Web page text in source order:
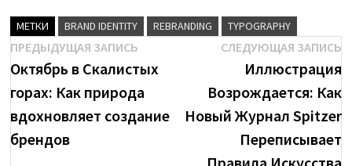
МЕТКИ BRAND IDENTITY REBRANDING TYPOGRAPHY
Навигация
по
записям
ПРЕДЫДУЩАЯ ЗАПИСЬ
запись:
Октябрь в Скалистых
горах: Как природа
вдохновляет создание
брендов
СЛЕДУЮЩАЯ ЗАПИСЬ
Иллюстрация
Возрождается: Как
Новый Журнал Spitzer
Переписывает
Посмотреть
все